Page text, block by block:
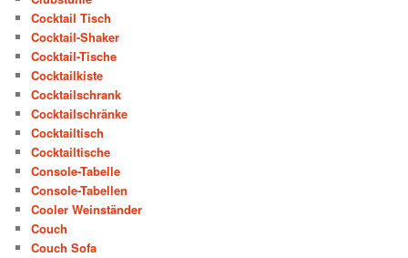
Cocktail Tisch
Cocktail-Shaker
Cocktail-Tische
Cocktailkiste
Cocktailschrank
Cocktailschränke
Cocktailtisch
Cocktailtische
Console-Tabelle
Console-Tabellen
Cooler Weinständer
Couch
Couch Sofa